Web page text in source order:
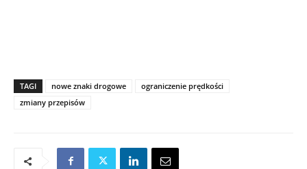
TAGI nowe znaki drogowe
ograniczenie prędkości
zmiany przepisów